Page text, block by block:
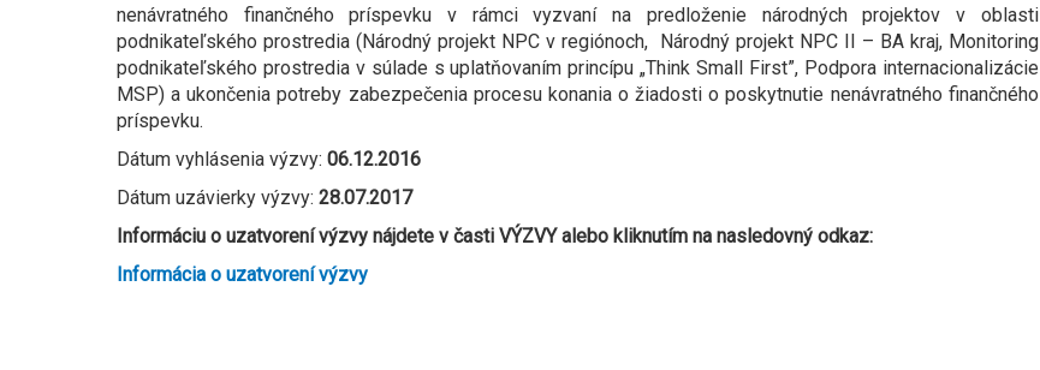
nenávratného finančného príspevku v rámci vyzvaní na predloženie národných projektov v oblasti
podnikateľského prostredia (Národný projekt NPC v regiónoch, Národný projekt NPC II – BA kraj, Monitoring
podnikateľského prostredia v súlade s uplatňovaním princípu „Think Small First”, Podpora internacionalizácie
MSP) a ukončenia potreby zabezpečenia procesu konania o žiadosti o poskytnutie nenávratného finančného
príspevku.
Dátum vyhlásenia výzvy: 06.12.2016
Dátum uzávierky výzvy: 28.07.2017
Informáciu o uzatvorení výzvy nájdete v časti VÝZVY alebo kliknutím na nasledovný odkaz:
Informácia o uzatvorení výzvy